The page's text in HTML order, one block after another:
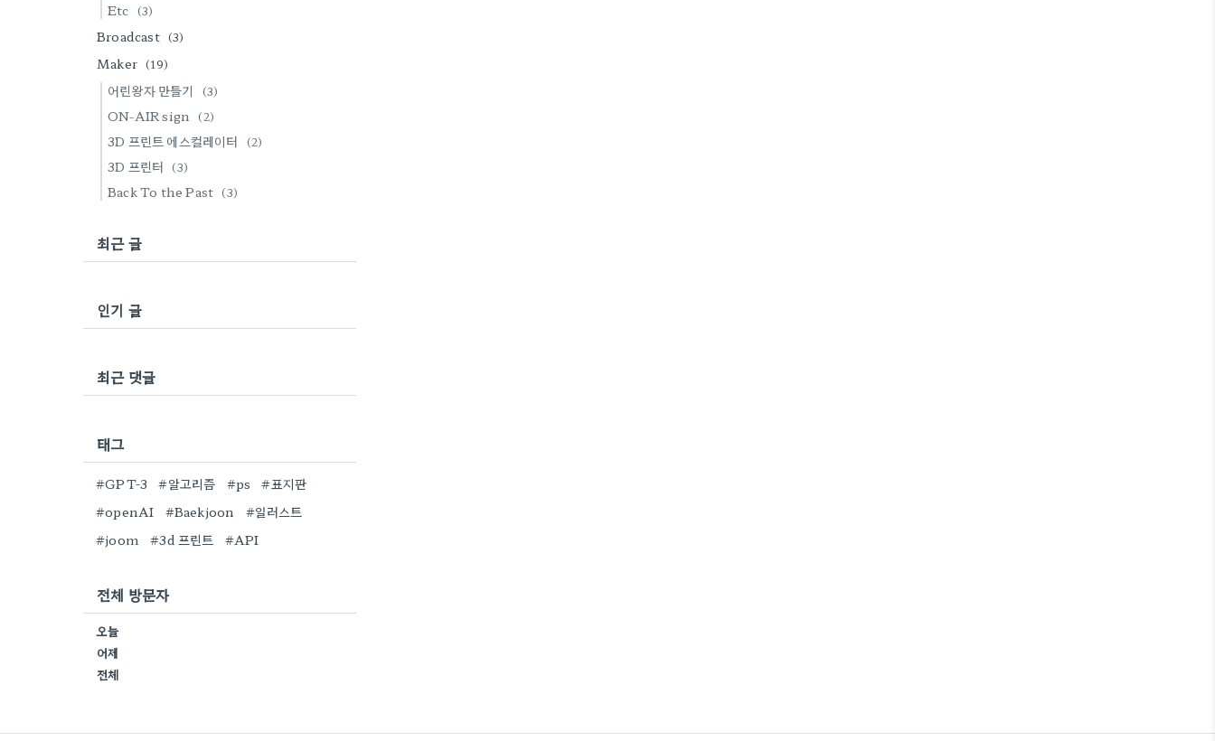
Etc (3)
Broadcast (3)
Maker (19)
어린왕자 만들기 (3)
ON-AIR sign (2)
3D 프린트 에스컬레이터 (2)
3D 프린터 (3)
Back To the Past (3)
최근 글
인기 글
최근 댓글
태그
#GPT-3 #알고리즘 #ps
#표지판
#openAI
#Baekjoon
#일러스트
#joom
#3d 프린트 #API
전체 방문자
오늘
어제
전체